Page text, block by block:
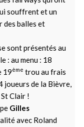
souffrent et un
des balles et
sont présentés au
: au menu : 18
19ème trou au frais
joueurs de la Bièvre,
Clair !
Gilles
avec Roland